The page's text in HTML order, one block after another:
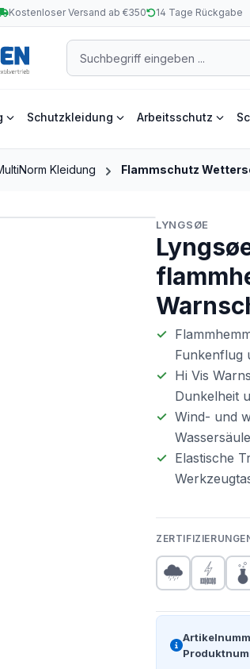
Kostenloser Versand ab €350 14 Tage Rückgabe
Schutzkleidung Arbeitsschutz
Kleidung Flammschutz
LYNGSØE
Funkenflug
Hi Vis
Dunkelheit
Wind- und
Elastische